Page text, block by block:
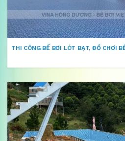
THI CÔNG BỂ BƠI LÓT BẠT, ĐỒ CHƠI